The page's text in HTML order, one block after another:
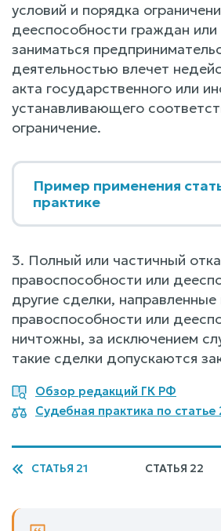
условий и порядка
дееспособности граждан или
заниматься
деятельностью влечет
акта государственного или
устанавливающего
ограничение.
Пример применения
практике
3. Полный или частичный
правоспособности или
другие сделки, направленные
правоспособности или
ничтожны, за исключением
такие сделки допускаются
Обзор редакций ГК РФ
Судебная практика по статье
СТАТЬЯ 21 СТАТЬЯ 22